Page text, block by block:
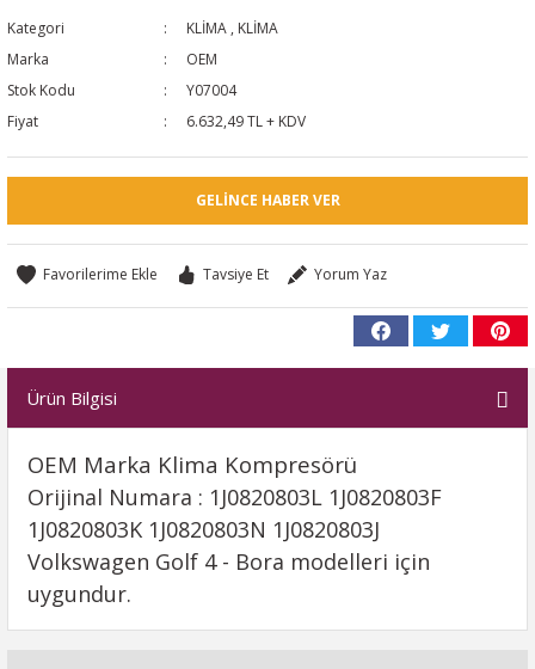
Kategori KLİMA , KLİMA
Marka
OEM
Stok Kodu
Y07004
Fiyat
6.632,49 TL + KDV
GELINCE HABER VER
Tavsiye Et Yorum Yaz
Ürün Bilgisi
OEM Marka Klima Kompresörü
Orijinal Numara : 1J0820803L 1J0820803F
1J0820803K 1J0820803N 1J0820803J
Volkswagen Golf 4 - Bora modelleri için
uygundur.